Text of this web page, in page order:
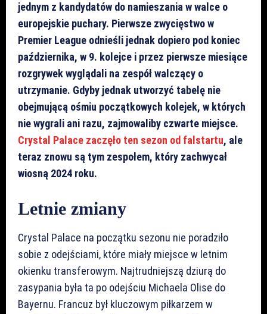
jednym z kandydatów do namieszania w walce o
europejskie puchary. Pierwsze zwycięstwo w
Premier League odnieśli jednak dopiero pod koniec
października, w 9. kolejce i przez pierwsze miesiące
rozgrywek wyglądali na zespół walczący o
utrzymanie. Gdyby jednak utworzyć tabelę nie
obejmującą ośmiu początkowych kolejek, w których
nie wygrali ani razu, zajmowaliby czwarte miejsce.
Crystal Palace zaczęło ten sezon od falstartu, ale
teraz znowu są tym zespołem, który zachwycał
wiosną 2024 roku.
Letnie zmiany
Crystal Palace na początku sezonu nie poradziło
sobie z odejściami, które miały miejsce w letnim
okienku transferowym. Najtrudniejszą dziurą do
zasypania była ta po odejściu Michaela Olise do
Bayernu. Francuz był kluczowym piłkarzem w